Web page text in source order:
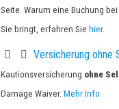
Seite. Warum eine Buchung
Sie bringt, erfahren Sie hier.
Versicherung ohne
Kautionsversicherung ohne
Damage Waiver. Mehr Info